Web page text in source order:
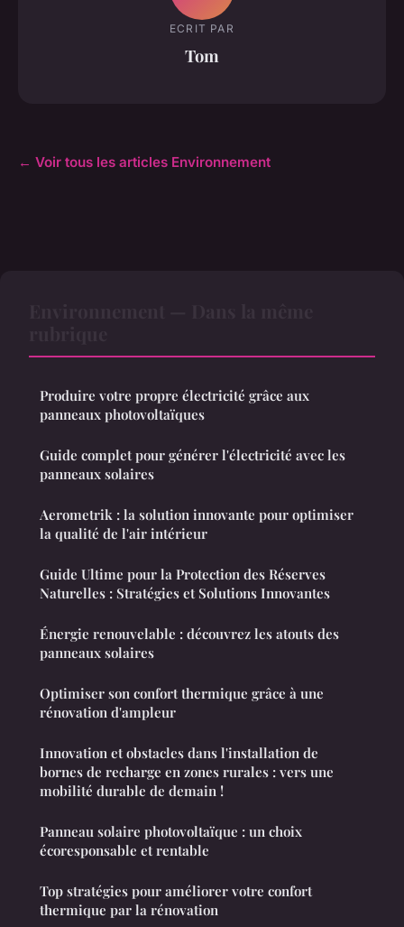
ECRIT PAR
Tom
← Voir tous les articles Environnement
Produire votre propre électricité grâce aux
panneaux photovoltaïques
Guide complet pour générer l'électricité avec les
panneaux solaires
Aerometrik : la solution innovante pour optimiser
la qualité de l'air intérieur
Guide Ultime pour la Protection des Réserves
Naturelles : Stratégies et Solutions Innovantes
Énergie renouvelable : découvrez les atouts des
panneaux solaires
Optimiser son confort thermique grâce à une
rénovation d'ampleur
Innovation et obstacles dans l'installation de
bornes de recharge en zones rurales : vers une
mobilité durable de demain !
Panneau solaire photovoltaïque : un choix
écoresponsable et rentable
Top stratégies pour améliorer votre confort
thermique par la rénovation